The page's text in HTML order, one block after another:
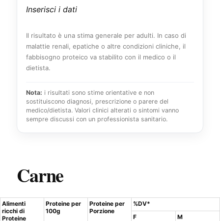
Inserisci i dati
Il risultato è una stima generale per adulti. In caso di
malattie renali, epatiche o altre condizioni cliniche, il
fabbisogno proteico va stabilito con il medico o il
dietista.
Nota: i risultati sono stime orientative e non
sostituiscono diagnosi, prescrizione o parere del
medico/dietista. Valori clinici alterati o sintomi vanno
sempre discussi con un professionista sanitario.
Carne
Alimenti
ricchi di
Proteine
Proteine per
100g
Proteine per
Porzione
%DV*
F
M